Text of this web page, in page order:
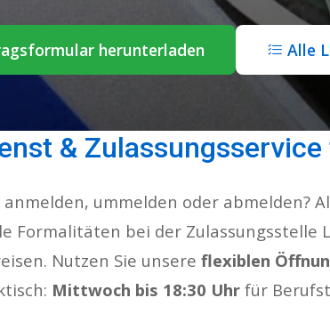
herunterladen Alle
&
ummelden oder abmelden?
Formalitäten bei der Zulassungsstelle
Nutzen Sie unsere flexiblen
Mittwoch bis 18:30 Uhrfür